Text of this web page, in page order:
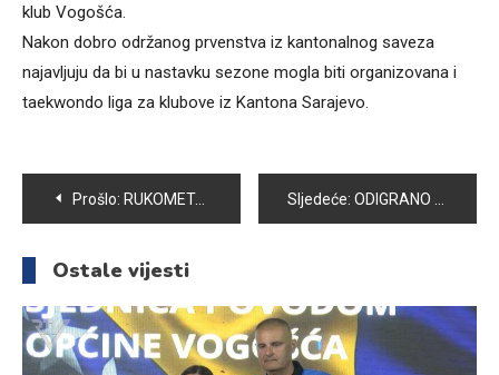
klub Vogošća.
Nakon dobro održanog prvenstva iz kantonalnog saveza
najavljuju da bi u nastavku sezone mogla biti organizovana i
taekwondo liga za klubove iz Kantona Sarajevo.
Navigacija
članaka
Prošlo: RUKOMETAŠI VOGOŠĆE ISTOPILI ČELIK Sljedeće: ODIGRANO ČETVRTFINALE MALONOGOMETNOG TURNIRA „VOGOŠĆA 2017“
Ostale vijesti